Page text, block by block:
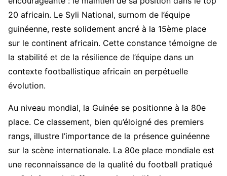
20 africain. Le Syli National, surnom de l’équipe
guinéenne, reste solidement ancré à la 15ème place
sur le continent africain. Cette constance témoigne de
la stabilité et de la résilience de l’équipe dans un
contexte footballistique africain en perpétuelle
évolution.
Au niveau mondial, la Guinée se positionne à la 80e
place. Ce classement, bien qu’éloigné des premiers
rangs, illustre l’importance de la présence guinéenne
sur la scène internationale. La 80e place mondiale est
une reconnaissance de la qualité du football pratiqué